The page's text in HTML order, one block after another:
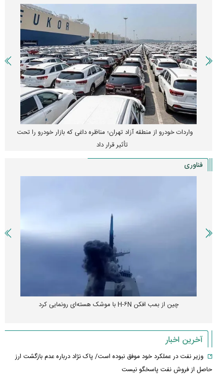
واردات خودرو از منطقه آزاد تهران؛ مناظره داغی که بازار خودرو را تحت
تأثیر قرار داد
فناوری
چین از بمب افکن H-۶N با موشک هسته‌ای رونمایی کرد
آخرین اخبار
وزیر نفت در عملکرد خود موفق نبوده است/ پاک نژاد درباره عدم بازگشت ارز
حاصل از فروش نفت پاسخگو نیست